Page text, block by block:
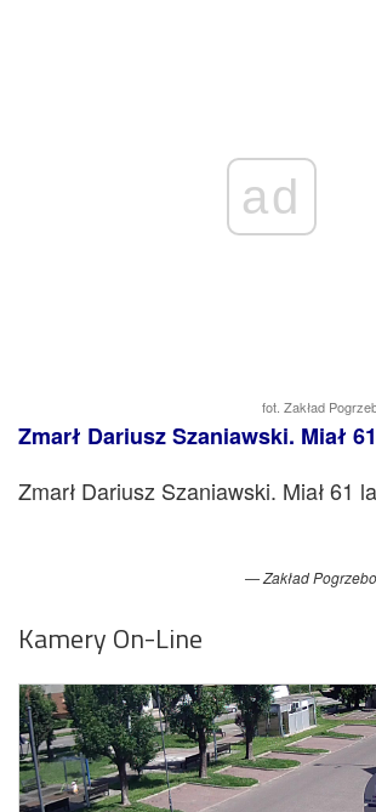
ad
fot. Zakład
Zmarł Dariusz Szaniawski. Miał
Zmarł Dariusz Szaniawski. Miał 61
Zakład
Kamery On-Line